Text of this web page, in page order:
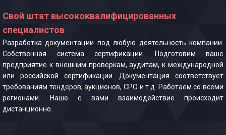
Свой штат высококвалифицированных
специалистов
Разработка документации под любую деятельность компании.
Собственная система сертификации. Подготовим ваше
предприятие к внешним проверкам, аудитам, к международной
или российской сертификации. Документация соответствует
требованиям тендеров, аукционов, СРО и т.д. Работаем со всеми
регионами. Наше с вами взаимодействие происходит
дистанционно.